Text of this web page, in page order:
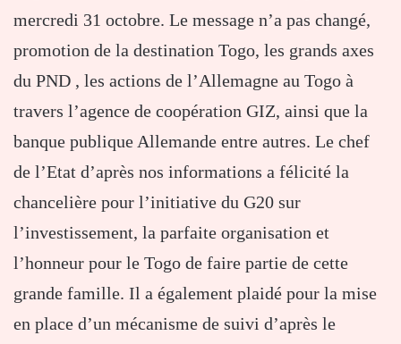
mercredi 31 octobre. Le message n’a pas changé,
promotion de la destination Togo, les grands axes
du PND , les actions de l’Allemagne au Togo à
travers l’agence de coopération GIZ, ainsi que la
banque publique Allemande entre autres. Le chef
de l’Etat d’après nos informations a félicité la
chancelière pour l’initiative du G20 sur
l’investissement, la parfaite organisation et
l’honneur pour le Togo de faire partie de cette
grande famille. Il a également plaidé pour la mise
en place d’un mécanisme de suivi d’après le